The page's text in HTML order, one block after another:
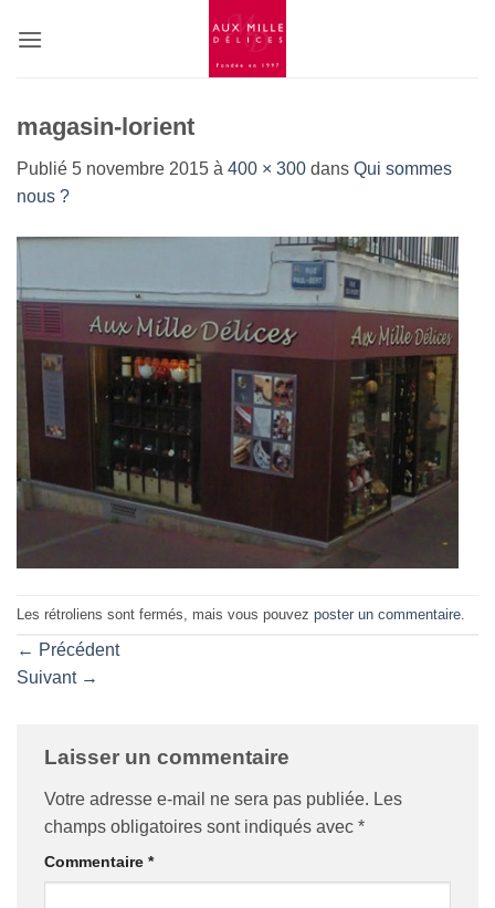
magasin-lorient
Publié 5 novembre 2015 à 400 × 300 dans Qui sommes
nous ?
Les rétroliens sont fermés, mais vous pouvez poster un commentaire
← Précédent
Suivant →
Laisser un commentaire
Votre adresse e-mail ne sera pas publiée. Les
champs obligatoires sont indiqués avec *
Commentaire *